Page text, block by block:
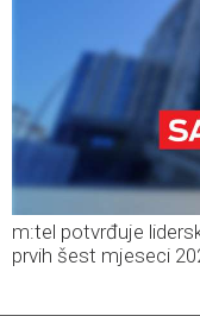
m:tel potvrđuje
prvih šest mjeseci